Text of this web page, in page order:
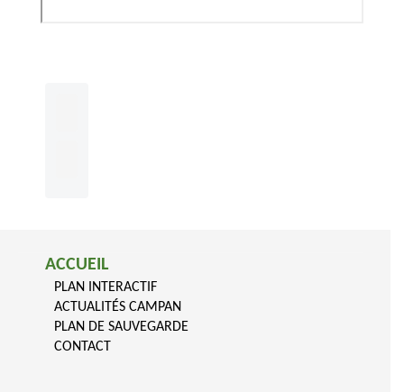
ACCUEIL
PLAN INTERACTIF
ACTUALITÉS CAMPAN
PLAN DE SAUVEGARDE
CONTACT